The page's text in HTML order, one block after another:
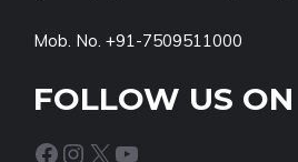
Mob. No. +91-7509511000
FOLLOW US ON
Facebook Instagram X YouTube